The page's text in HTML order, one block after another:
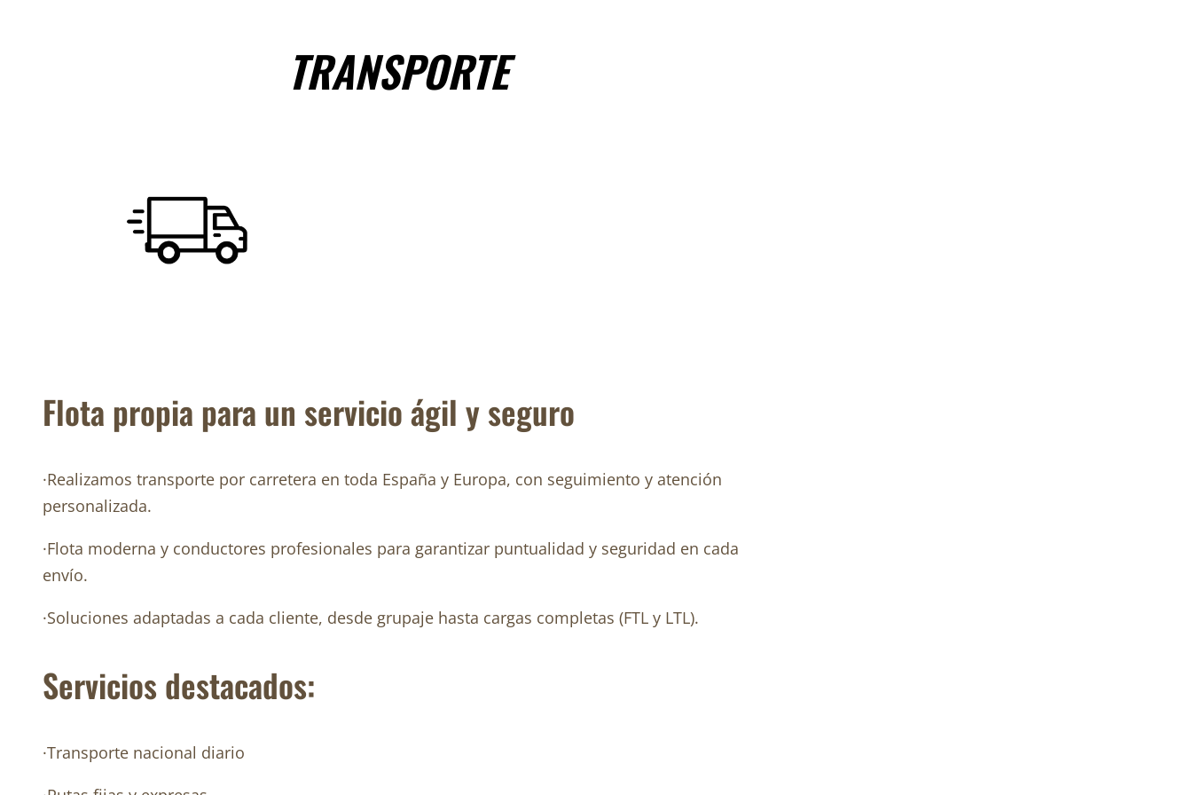
TRANSPORTE
Flota propia para un servicio ágil y seguro
·Realizamos transporte por carretera en toda España y Europa, con seguimiento y atención
personalizada.
·Flota moderna y conductores profesionales para garantizar puntualidad y seguridad en cada
envío.
·Soluciones adaptadas a cada cliente, desde grupaje hasta cargas completas (FTL y LTL).
Servicios destacados:
·Transporte nacional diario